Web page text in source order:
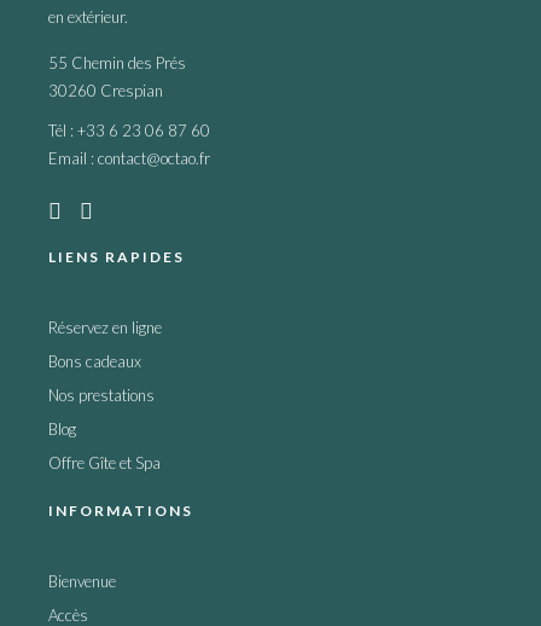
en extérieur.
55 Chemin des Prés
30260 Crespian
Tél : +33 6 23 06 87 60
Email : contact@octao.fr
 
LIENS RAPIDES
Réservez en ligne
Bons cadeaux
Nos prestations
Blog
Offre Gîte et Spa
INFORMATIONS
Bienvenue
Accès